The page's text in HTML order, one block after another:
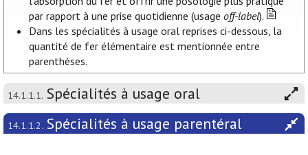
par rapport à une prise quotidienne (usageoff-label).
Dans les spécialités à usage oral reprises ci-dessous, la
quantité de fer élémentaire est mentionnée entre
parenthèses.
14.1.1.1. Spécialités à usage oral
14.1.1.2. Spécialités à usage parentéral